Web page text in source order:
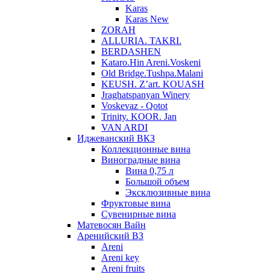
Karas
Karas New
ZORAH
ALLURIA. TAKRI.
BERDASHEN
Kataro.Hin Areni.Voskeni
Old Bridge.Tushpa.Malani
KEUSH. Z’art. KOUASH
Jraghatspanyan Winery
Voskevaz - Qotot
Trinity. KOOR. Jan
VAN ARDI
Иджеванский ВКЗ
Коллекционные вина
Виноградные вина
Вина 0,75 л
Большой объем
Эксклюзивные вина
Фруктовые вина
Cувенирные вина
Матевосян Вайн
Аренийский ВЗ
Areni
Areni key
Areni fruits